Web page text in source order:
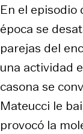
En el episodio
época se
parejas del
una actividad
casona se
Mateucci le
provocó la